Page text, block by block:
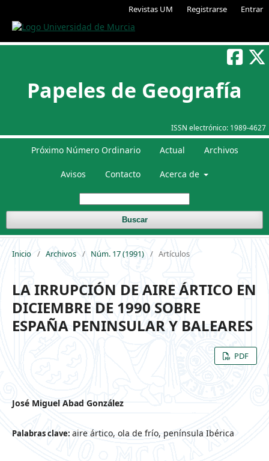
Revistas UM Registrarse Entrar
ISSN electrónico: 1989-4627
Papeles de Geografía
Próximo Número Ordinario Actual Archivos
Avisos Contacto Acerca de
Buscar
Inicio / Archivos / Núm. 17 (1991) / Artículos
LA IRRUPCIÓN DE AIRE ÁRTICO EN
DICIEMBRE DE 1990 SOBRE
ESPAÑA PENINSULAR Y BALEARES
PDF
José Miguel Abad González
Palabras clave: aire ártico, ola de frío, península Ibérica